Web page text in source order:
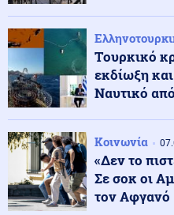
Πυρκαγιά σε
απεγκλωβίστηκε
Πολιτική
Χαρδαλιάς: Καμία
αναδασωτέες
Κοινωνία 08.08.2026
«Διακοπές στην
Tουρκικό
εκδίωξη
Ναυτικό
Κοινωνία
«Δεν το
Σε σοκ οι
τον Αφγανό